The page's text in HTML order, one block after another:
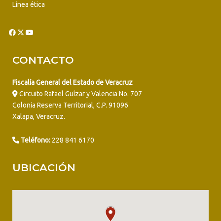
Línea ética
CONTACTO
Fiscalía General del Estado de Veracruz
Circuito Rafael Guízar y Valencia No. 707
Colonia Reserva Territorial, C.P. 91096
Xalapa, Veracruz.
Teléfono: 228 841 6170
UBICACIÓN